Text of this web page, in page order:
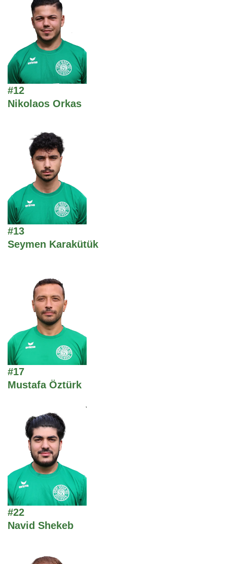
#12
Nikolaos Orkas
#13
Seymen Karakütük
#17
Mustafa Öztürk
#22
Navid Shekeb